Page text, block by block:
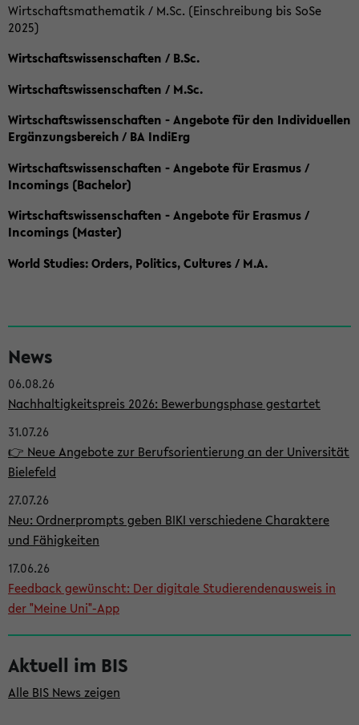
Wirtschaftsmathematik / M.Sc. (Einschreibung bis SoSe
2025)
Wirtschaftswissenschaften / B.Sc.
Wirtschaftswissenschaften / M.Sc.
Wirtschaftswissenschaften - Angebote für den Individuellen
Ergänzungsbereich / BA IndiErg
Wirtschaftswissenschaften - Angebote für Erasmus /
Incomings (Bachelor)
Wirtschaftswissenschaften - Angebote für Erasmus /
Incomings (Master)
World Studies: Orders, Politics, Cultures / M.A.
e
i
t
e
n
l
e
i
s
t
e
News
06.08.26
Nachhaltigkeitspreis 2026: Bewerbungsphase gestartet
31.07.26
👉 Neue Angebote zur Berufsorientierung an der Universität
Bielefeld
27.07.26
Neu: Ordnerprompts geben BIKI verschiedene Charaktere
und Fähigkeiten
17.06.26
Feedback gewünscht: Der digitale Studierendenausweis in
der "Meine Uni"-App
Aktuell im BIS
Alle BIS News zeigen